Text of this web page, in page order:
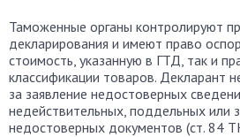
Таможенные органы контролируют
декларирования и имеют право
стоимость, указанную в ГТД, так и
классификации товаров. Декларант
за заявление недостоверных
недействительных, поддельных или
недостоверных документов (ст. 84